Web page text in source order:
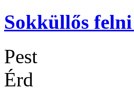
Sokküllős
Pest
Érd